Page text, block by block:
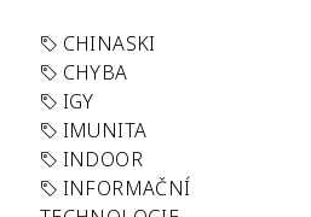
CHINASKI
CHYBA
IGY
IMUNITA
INDOOR
INFORMAČNÍ